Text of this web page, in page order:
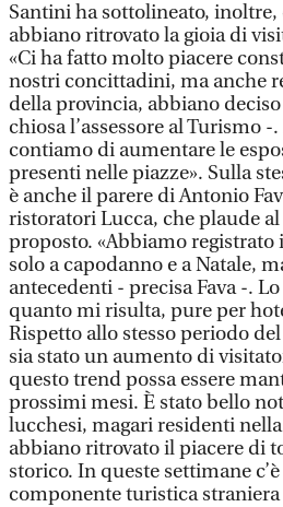
Santini ha sottolineato,
abbiano ritrovato la gioia di
«Ci ha fatto molto piacere
nostri concittadini, ma anche
della provincia, abbiano
chiosa l’assessore al Turismo
contiamo di aumentare le
presenti nelle piazze». Sulla
è anche il parere di Antonio
ristoratori Lucca, che plaude
proposto. «Abbiamo
solo a capodanno e a Natale,
antecedenti - precisa Fava -.
quanto mi risulta, pure per
Rispetto allo stesso periodo
sia stato un aumento di
questo trend possa essere
prossimi mesi. È stato bello
lucchesi, magari residenti
abbiano ritrovato il piacere di
storico. In queste settimane
componente turistica straniera